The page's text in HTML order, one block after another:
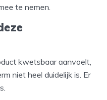
te nemen.
kwetsbaar aanvoelt,
niet heel duidelijk is. Er